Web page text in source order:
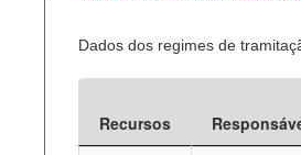
Dados dos regimes de
Recursos